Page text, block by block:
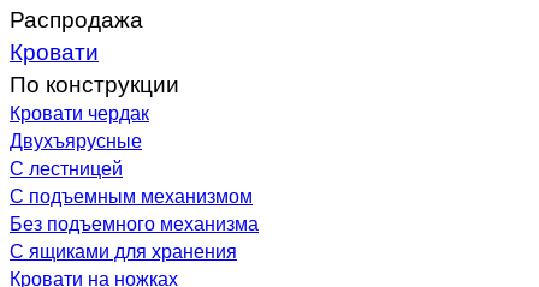
Распродажа
Кровати
По конструкции
Кровати чердак
Двухъярусные
С лестницей
С подъемным механизмом
Без подъемного механизма
С ящиками для хранения
Кровати на ножках